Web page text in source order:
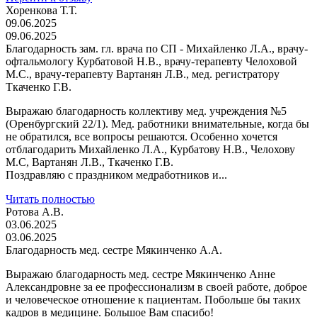
Хоренкова Т.Т.
09.06.2025
09.06.2025
Благодарность зам. гл. врача по СП - Михайленко Л.А., врачу-
офтальмологу Курбатовой Н.В., врачу-терапевту Челоховой
М.С., врачу-терапевту Вартанян Л.В., мед. регистратору
Ткаченко Г.В.
Выражаю благодарность коллективу мед. учреждения №5
(Оренбургский 22/1). Мед. работники внимательные, когда бы
не обратился, все вопросы решаются. Особенно хочется
отблагодарить Михайленко Л.А., Курбатову Н.В., Челохову
М.С, Вартанян Л.В., Ткаченко Г.В.
Поздравляю с праздником медработников и...
Читать полностью
Ротова А.В.
03.06.2025
03.06.2025
Благодарность мед. сестре Мякинченко А.А.
Выражаю благодарность мед. сестре Мякинченко Анне
Александровне за ее профессионализм в своей работе, доброе
и человеческое отношение к пациентам. Побольше бы таких
кадров в медицине. Большое Вам спасибо!